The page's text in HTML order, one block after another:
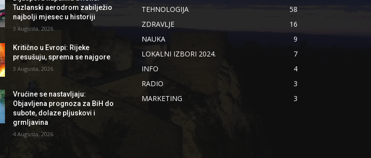
Tuzlanski aerodrom zabilježio
najbolji mjesec u historiji
3 Augusta, 2026
Kritično u Evropi: Rijeke
presušuju, sprema se najgore
3 Augusta, 2026
Vrućine se nastavljaju:
Objavljena prognoza za BiH do
subote, dolaze pljuskovi i
grmljavina
4 Augusta, 2026
TEHNOLOGIJA
58
ZDRAVLJE
16
NAUKA
9
LOKALNI IZBORI 2024.
7
INFO
4
RADIO
3
MARKETING
3